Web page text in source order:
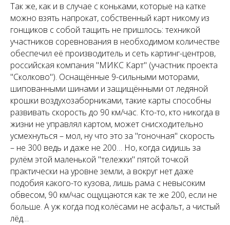
Так же, как и в случае с коньками, которые на катке
можно взять напрокат, собственный карт никому из
гонщиков с собой тащить не пришлось: техникой
участников соревнования в необходимом количестве
обеспечил её производитель и сеть картинг-центров,
российская компания "МИКС Карт" (участник проекта
"Сколково"). Оснащённые 9-сильными моторами,
шипованными шинами и защищёнными от ледяной
крошки воздухозаборниками, такие карты способны
развивать скорость до 90 км/час. Кто-то, кто никогда в
жизни не управлял картом, может снисходительно
усмехнуться – мол, ну что это за "гоночная" скорость
– не 300 ведь и даже не 200… Но, когда сидишь за
рулём этой маленькой "тележки" пятой точкой
практически на уровне земли, а вокруг нет даже
подобия какого-то кузова, лишь рама с невысоким
обвесом, 90 км/час ощущаются как те же 200, если не
больше. А уж когда под колёсами не асфальт, а чистый
лёд…